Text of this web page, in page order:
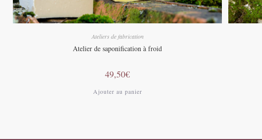
Ateliers de fabrication
Atelier de saponification à froid
49,50€
Ajouter au panier